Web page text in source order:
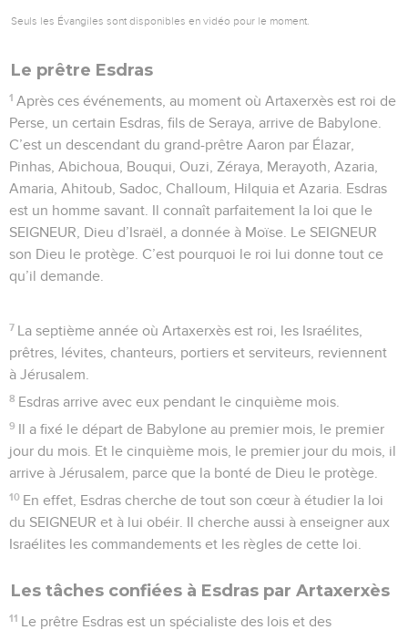
Seuls les Évangiles sont disponibles en vidéo pour le moment.
Le prêtre Esdras
1 Après ces événements, au moment où Artaxerxès est roi de
Perse, un certain Esdras, fils de Seraya, arrive de Babylone.
C’est un descendant du grand-prêtre Aaron par Élazar,
Pinhas, Abichoua, Bouqui, Ouzi, Zéraya, Merayoth, Azaria,
Amaria, Ahitoub, Sadoc, Challoum, Hilquia et Azaria. Esdras
est un homme savant. Il connaît parfaitement la loi que le
SEIGNEUR, Dieu d’Israël, a donnée à Moïse. Le SEIGNEUR
son Dieu le protège. C’est pourquoi le roi lui donne tout ce
qu’il demande.
7 La septième année où Artaxerxès est roi, les Israélites,
prêtres, lévites, chanteurs, portiers et serviteurs, reviennent
à Jérusalem.
8 Esdras arrive avec eux pendant le cinquième mois.
9 Il a fixé le départ de Babylone au premier mois, le premier
jour du mois. Et le cinquième mois, le premier jour du mois, il
arrive à Jérusalem, parce que la bonté de Dieu le protège.
10 En effet, Esdras cherche de tout son cœur à étudier la loi
du SEIGNEUR et à lui obéir. Il cherche aussi à enseigner aux
Israélites les commandements et les règles de cette loi.
Les tâches confiées à Esdras par Artaxerxès
11 Le prêtre Esdras est un spécialiste des lois et des